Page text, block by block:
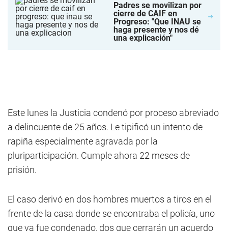
Padres se movilizan por
cierre de CAIF en
Progreso: "Que INAU se
haga presente y nos dé
una explicación"
Este lunes la Justicia condenó por proceso abreviado
a delincuente de 25 años. Le tipificó un intento de
rapiña especialmente agravada por la
pluriparticipación. Cumple ahora 22 meses de
prisión.
El caso derivó en dos hombres muertos a tiros en el
frente de la casa donde se encontraba el policía, uno
que ya fue condenado, dos que cerrarán un acuerdo